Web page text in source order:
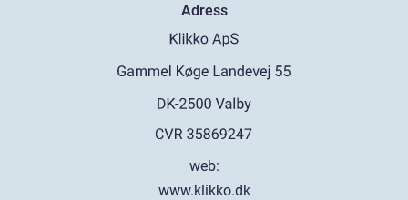
Adress
web:
www.klikko.dk